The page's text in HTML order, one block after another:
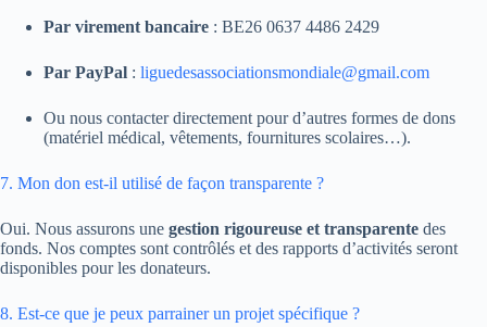
Par virement bancaire : BE26 0637 4486 2429
Par PayPal : liguedesassociationsmondiale@gmail.com
Ou nous contacter directement pour d’autres formes de dons
(matériel médical, vêtements, fournitures scolaires…).
7. Mon don est-il utilisé de façon transparente ?
Oui. Nous assurons une gestion rigoureuse et transparente des
fonds. Nos comptes sont contrôlés et des rapports d’activités seront
disponibles pour les donateurs.
8. Est-ce que je peux parrainer un projet spécifique ?